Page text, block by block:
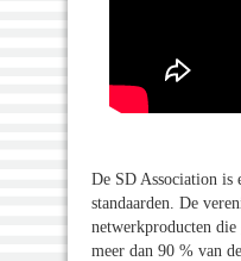
De SD Association is
standaarden. De
netwerkproducten die
meer dan 90 % van